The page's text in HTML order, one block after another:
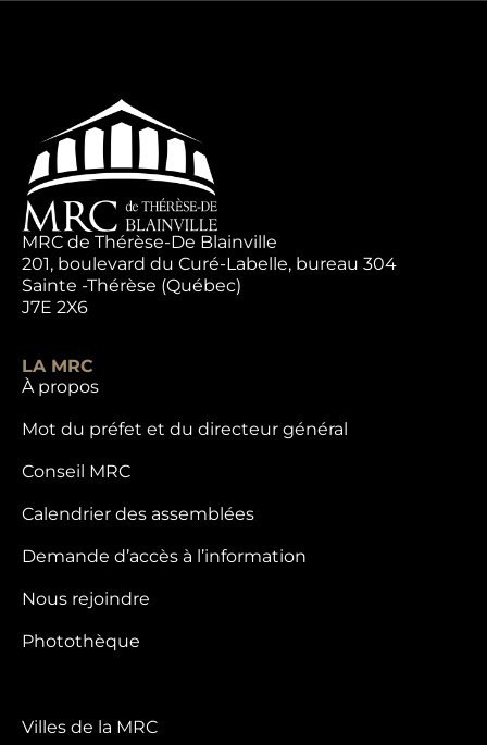
MRC de Thérèse-De Blainville
201, boulevard du Curé-Labelle, bureau 304
Sainte -Thérèse (Québec)
J7E 2X6
LA MRC
À propos
Mot du préfet et du directeur général
Conseil MRC
Calendrier des assemblées
Demande d’accès à l’information
Nous rejoindre
Photothèque
Villes de la MRC